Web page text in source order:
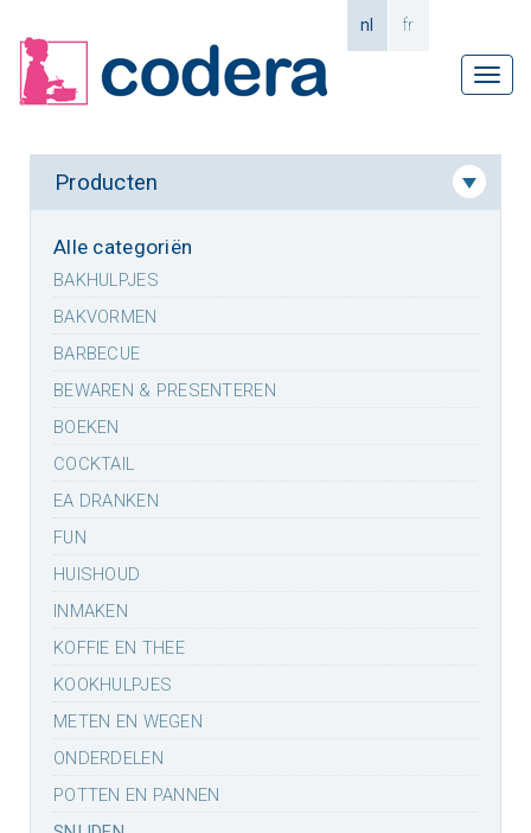
nl fr
Producten
Alle categoriën
BAKHULPJES
BAKVORMEN
BARBECUE
BEWAREN & PRESENTEREN
BOEKEN
COCKTAIL
EA DRANKEN
FUN
HUISHOUD
INMAKEN
KOFFIE EN THEE
KOOKHULPJES
METEN EN WEGEN
ONDERDELEN
POTTEN EN PANNEN